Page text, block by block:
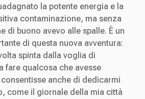
la potente energia e la
contaminazione, ma senza
di buono avevo alle spalle. È un
di questa nuova avventura:
spinta dalla voglia di
fare qualcosa che avesse
anche di dedicarmi
come il giornale della mia città